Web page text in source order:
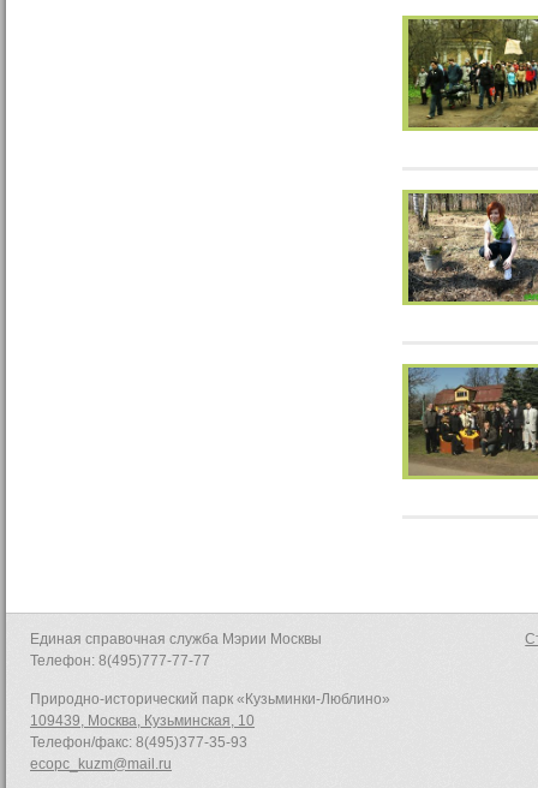
Единая справочная служба Мэрии Москвы
Телефон: 8(495)777-77-77
Природно-исторический парк «Кузьминки-Люблино»
109439, Москва, Кузьминская, 10
Телефон/факс: 8(495)377-35-93
ecopc_kuzm@mail.ru